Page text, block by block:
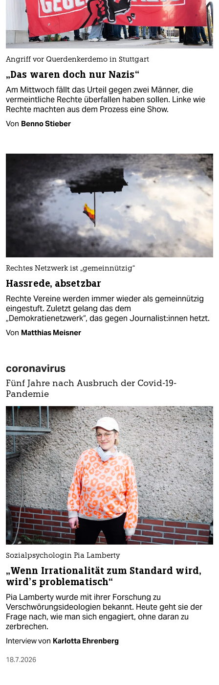
Angriff vor Querdenkerdemo in Stuttgart
„Das waren doch nur Nazis“
Am Mittwoch fällt das Urteil gegen zwei Männer, die
vermeintliche Rechte überfallen haben sollen. Linke wie
Rechte machten aus dem Prozess eine Show.
Von Benno Stieber
Rechtes Netzwerk ist „gemeinnützig“
Hassrede, absetzbar
Rechte Vereine werden immer wieder als gemeinnützig
eingestuft. Zuletzt gelang das dem
„Demokratienetzwerk“, das gegen Jour­na­lis­t:in­nen hetzt.
Von Matthias Meisner
coronavirus
Fünf Jahre nach Ausbruch der Covid-19-
Pandemie
Sozialpsychologin Pia Lamberty
„Wenn Irrationalität zum Standard wird,
wird’s problematisch“
Pia Lamberty wurde mit ihrer Forschung zu
Verschwörungsideologien bekannt. Heute geht sie der
Frage nach, wie man sich engagiert, ohne daran zu
zerbrechen.
Interview von Karlotta Ehrenberg
18.7.2026